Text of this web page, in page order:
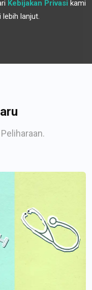
Kebijakan Privasi kami
lanjut.